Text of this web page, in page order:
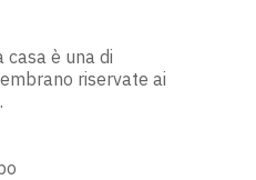
è una di
riservate ai